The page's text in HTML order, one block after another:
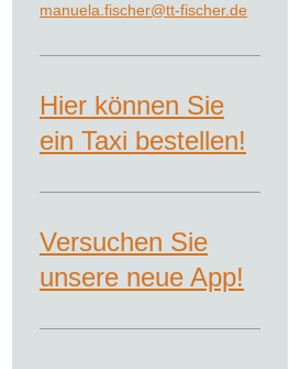
manuela.fischer@tt-fischer.de
Hier können Sie
ein Taxi bestellen!
Versuchen Sie
unsere neue App!